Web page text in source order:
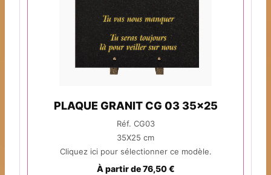
PLAQUE GRANIT CG 03 35x25
Réf. CG03
35X25 cm
Cliquez ici pour sélectionner ce modèle.
À partir de 76,50 €